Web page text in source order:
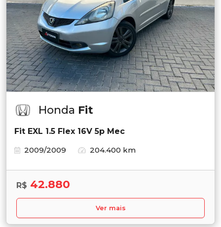
Honda Fit
Fit EXL 1.5 Flex 16V 5p Mec
2009/2009
204.400 km
R$ 42.880
Ver mais